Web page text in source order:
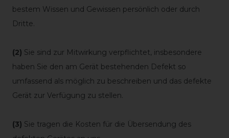
bestem Wissen und Gewissen persönlich oder durch
Dritte.
(2) Sie sind zur Mitwirkung verpflichtet, insbesondere
haben Sie den am Gerät bestehenden Defekt so
umfassend als möglich zu beschreiben und das defekte
Gerät zur Verfügung zu stellen.
(3) Sie tragen die Kosten für die Übersendung des